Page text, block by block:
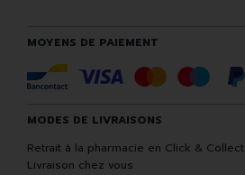
MOYENS DE PAIEMENT
MODES DE LIVRAISONS
Retrait à la pharmacie en Click & Collect
Livraison chez vous